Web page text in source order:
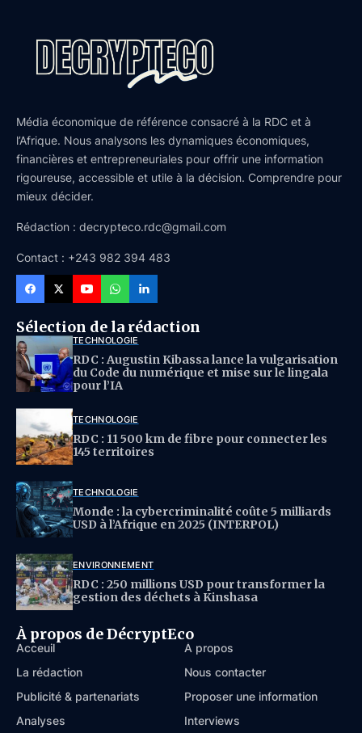
Média économique de référence consacré à la RDC et à
l’Afrique. Nous analysons les dynamiques économiques,
financières et entrepreneuriales pour offrir une information
rigoureuse, accessible et utile à la décision. Comprendre pour
mieux décider.
Rédaction : decrypteco.rdc@gmail.com
Contact : +243 982 394 483
Sélection de la rédaction
TECHNOLOGIE
RDC : Augustin Kibassa lance la vulgarisation
du Code du numérique et mise sur le lingala
pour l’IA
TECHNOLOGIE
RDC : 11 500 km de fibre pour connecter les
145 territoires
TECHNOLOGIE
Monde : la cybercriminalité coûte 5 milliards
USD à l’Afrique en 2025 (INTERPOL)
ENVIRONNEMENT
RDC : 250 millions USD pour transformer la
gestion des déchets à Kinshasa
À propos de DécryptEco
Acceuil
À propos
La rédaction
Nous contacter
Publicité & partenariats
Proposer une information
Analyses
Interviews